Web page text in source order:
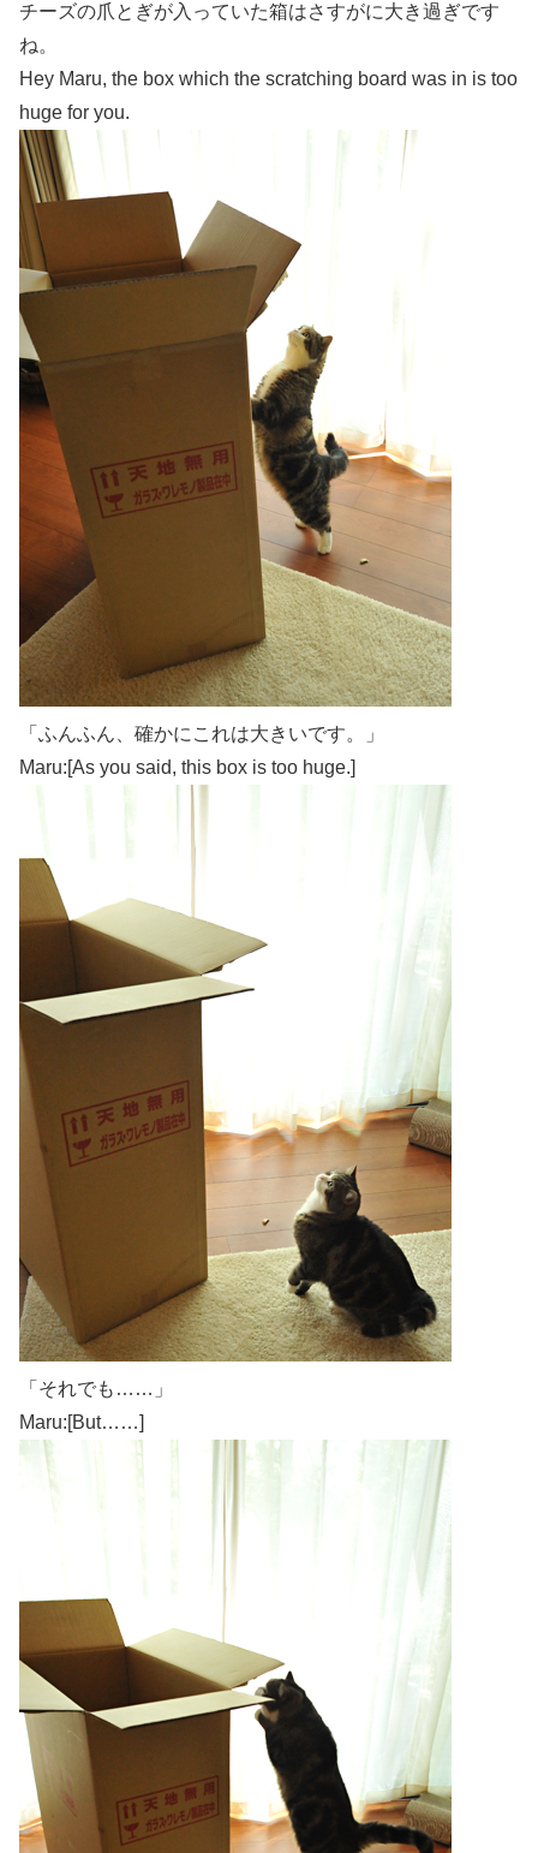
チーズの爪とぎが入っていた箱はさすがに大き過ぎです
ね。
Hey Maru, the box which the scratching board was in is too
huge for you.
「ふんふん、確かにこれは大きいです。」
Maru:[As you said, this box is too huge.]
「それでも……」
Maru:[But……]